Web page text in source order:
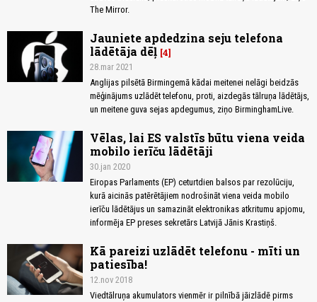
The Mirror.
Jauniete apdedzina seju telefona
lādētāja dēļ 4
28.mar 2021
Anglijas pilsētā Birmingemā kādai meitenei nelāgi beidzās
mēģinājums uzlādēt telefonu, proti, aizdegās tālruņa lādētājs,
un meitene guva sejas apdegumus, ziņo BirminghamLive.
Vēlas, lai ES valstīs būtu viena veida
mobilo ierīču lādētāji
30.jan 2020
Eiropas Parlaments (EP) ceturtdien balsos par rezolūciju,
kurā aicinās patērētājiem nodrošināt viena veida mobilo
ierīču lādētājus un samazināt elektronikas atkritumu apjomu,
informēja EP preses sekretārs Latvijā Jānis Krastiņš.
Kā pareizi uzlādēt telefonu - mīti un
patiesība!
12.nov 2018
Viedtālruņa akumulators vienmēr ir pilnībā jāizlādē pirms